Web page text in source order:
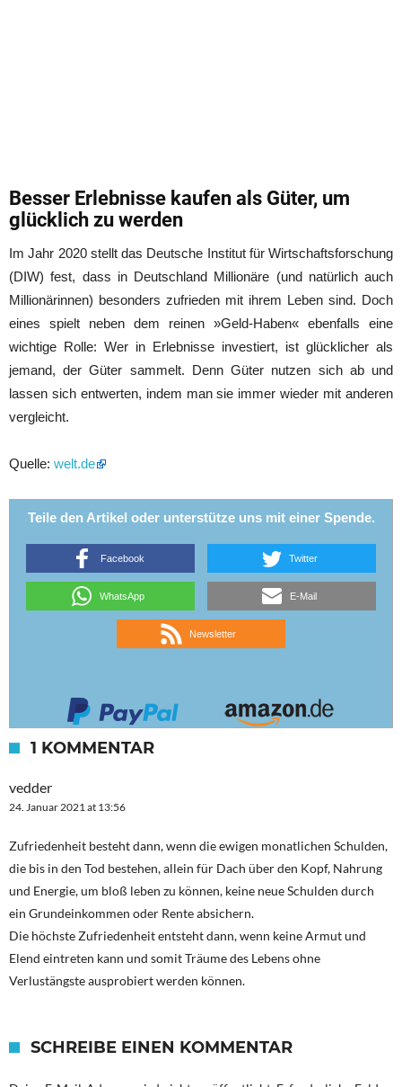
Besser Erlebnisse kaufen als Güter, um
glücklich zu werden
Im Jahr 2020 stellt das Deutsche Institut für Wirtschaftsforschung
(DIW) fest, dass in Deutschland Millionäre (und natürlich auch
Millionärinnen) besonders zufrieden mit ihrem Leben sind. Doch
eines spielt neben dem reinen »Geld-Haben« ebenfalls eine
wichtige Rolle: Wer in Erlebnisse investiert, ist glücklicher als
jemand, der Güter sammelt. Denn Güter nutzen sich ab und
lassen sich entwerten, indem man sie immer wieder mit anderen
vergleicht.
Quelle: welt.de
Teile den Artikel oder unterstütze uns mit einer Spende.
Facebook Twitter
WhatsApp E-Mail
Newsletter
1 KOMMENTAR
vedder
24. Januar 2021 at 13:56
Zufriedenheit besteht dann, wenn die ewigen monatlichen Schulden,
die bis in den Tod bestehen, allein für Dach über den Kopf, Nahrung
und Energie, um bloß leben zu können, keine neue Schulden durch
ein Grundeinkommen oder Rente absichern.
Die höchste Zufriedenheit entsteht dann, wenn keine Armut und
Elend eintreten kann und somit Träume des Lebens ohne
Verlustängste ausprobiert werden können.
SCHREIBE EINEN KOMMENTAR